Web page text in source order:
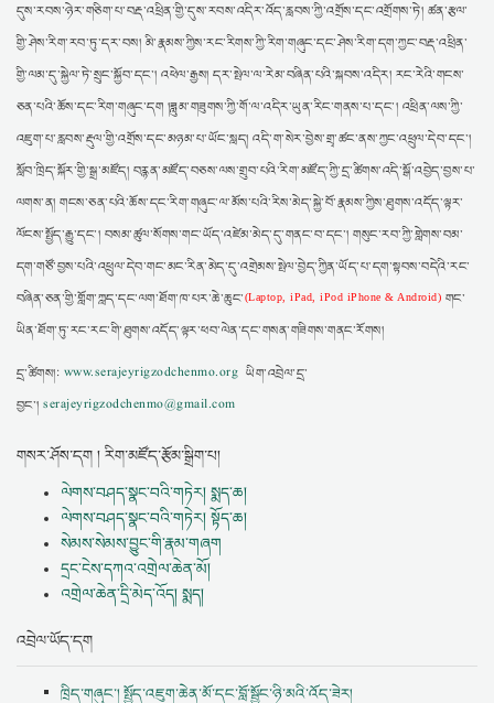
དུས་རབས་ཉེར་གཅིག་པ་བརྡ་འཕྲིན་གྱི་དུས་རབས་འདིར་འོད་རླབས་ཀྱི་འགྲོས་དང་འགྲོགས་ཏེ། ཚན་རྩལ་
གྱི་ཤེས་རིག་རབ་ཏུ་དར་བས། མི་རྣམས་ཀྱིས་རང་རིགས་ཀྱི་རིག་གཞུང་དང་ཤེས་རིག་དག་ཀྱང་བརྡ་འཕྲིན་
གྱི་ལམ་དུ་སྐྱེལ་ཏེ་སྲུང་སྐྱོབ་དང་། འཕེལ་རྒྱས། དར་སྤེལ་ལ་རེམ་བཞིན་པའི་སྐབས་འདིར། རང་རེའི་གངས་
ཅན་པའི་ཆོས་དང་རིག་གཞུང་དག །ཟླུམ་གཟུགས་ཀྱི་གོ་ལ་འདིར་ཡུན་རིང་གནས་པ་དང་། འཕྲིན་ལས་ཀྱི་
འཇུག་པ་རླབས་རྡུལ་གྱི་འགྲོས་དང་མཉམ་པ་ཡོང་སླད། འདི་ག་སེར་བྱེས་གྲྭ་ཚང་ནས་ཀྱང་འཕྲུལ་དེབ་དང་།
སློབ་ཁྲིད་སྐོར་གྱི་སྒྲ་མཛོད། བརྙན་མཛོད་བཅས་ལས་གྲུབ་པའི་རིག་མཛོད་ཀྱི་དྲ་ཚིགས་འདི་སྒོ་འབྱེད་བྱས་པ་
ལགས་ན། གངས་ཅན་པའི་ཆོས་དང་རིག་གཞུང་ལ་མོས་པའི་རིས་མེད་སྐྱེ་བོ་རྣམས་ཀྱིས་ཐུགས་འདོད་ལྟར་
ལོངས་སྤྱོད་རྒྱུ་དང་། བསམ་ཚུལ་སོགས་གང་ཡོད་འཛེམ་མེད་དུ་གནང་བ་དང་། གསུང་རབ་ཀྱི་གླེགས་བམ་
དག་གཙོ་བྱས་པའི་འཕྲུལ་དེབ་གང་མང་རིན་མེད་དུ་འགྲེམས་སྤེལ་བྱེད་ཀྱིན་ཡོད་པ་དག་སྟབས་བདེའི་རང་
བཞིན་ཅན་གྱི་གློག་ཀླད་དང་ལག་ཐོག་ཁ་པར་ཆེ་ཆུང་(Laptop, iPad, iPod iPhone & Android) གང་
ཡིན་ཐོག་ཏུ་རང་རང་གི་ཐུགས་འདོད་ལྟར་ཕབ་ལེན་དང་གསན་གཟིགས་གནང་རོགས།
དྲ་ཚིགས།: www.serajeyrigzodchenmo.org ཡིག་འབྲེལ་དྲ་
བྱང་།serajeyrigzodchenmo@gmail.com
གསར་ཤོས་དག ། རིག་མཛོད་རྩོམ་སྒྲིག་པ།
ལེགས་བཤད་སྣང་བའི་གཏེར། སྨད་ཆ།
ལེགས་བཤད་སྣང་བའི་གཏེར། སྟོད་ཆ།
སེམས་སེམས་བྱུང་གི་རྣམ་གཞག
དྲང་ངེས་དཀའ་འགྲེལ་ཆེན་མོ།
འགྲེལ་ཆེན་དྲི་མེད་འོད། སྨད།
འབྲེལ་ཡོད་དག
ཁྲིད་གཞུང་། སྤྱོད་འཇུག་ཆེན་མོ་དང་བློ་སྦྱོང་ཉི་མའི་འོད་ཟེར།